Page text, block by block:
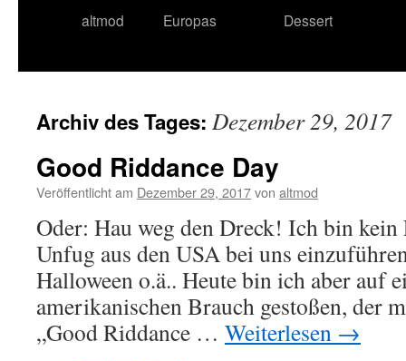
altmod
Europas
Dessert
Archiv des Tages: Dezember 29, 2017
Good Riddance Day
Veröffentlicht am Dezember 29, 2017von altmod
Oder: Hau weg den Dreck! Ich bin kein
Unfug aus den USA bei uns
Halloween o.ä.. Heute bin ich aber auf
amerikanischen Brauch gestoßen, der
„Good Riddance … Weiterlesen →